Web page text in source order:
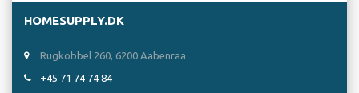
HOMESUPPLY.DK
Rugkobbel 260, 6200 Aabenraa
+45 71 74 74 84